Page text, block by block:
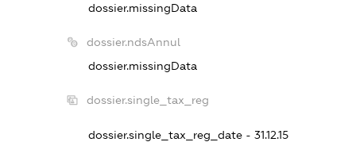
dossier.missingData
dossier.ndsAnnul
dossier.missingData
dossier.single_tax_reg
dossier.single_tax_reg_date - 31.12.15